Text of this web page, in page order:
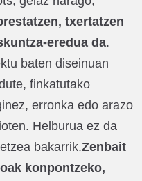
txertatzen
eredua da.
baten diseinuan
finkatutako
erronka edo arazo
Helburua ez da
bakarrik.Zenbait
konpontzeko,